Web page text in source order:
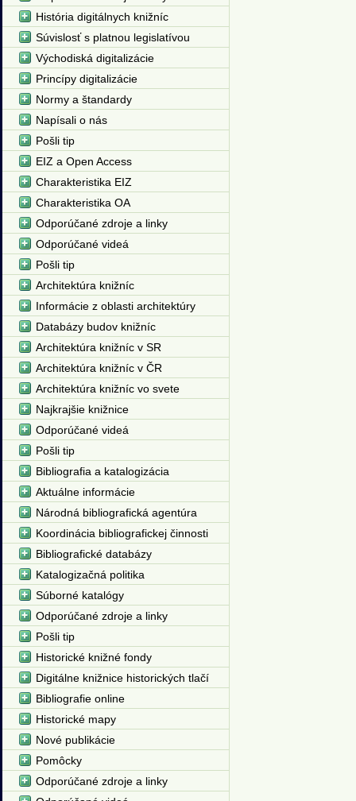
História digitálnych knižníc
Súvislosť s platnou legislatívou
Východiská digitalizácie
Princípy digitalizácie
Normy a štandardy
Napísali o nás
Pošli tip
EIZ a Open Access
Charakteristika EIZ
Charakteristika OA
Odporúčané zdroje a linky
Odporúčané videá
Pošli tip
Architektúra knižníc
Informácie z oblasti architektúry
Databázy budov knižníc
Architektúra knižníc v SR
Architektúra knižníc v ČR
Architektúra knižníc vo svete
Najkrajšie knižnice
Odporúčané videá
Pošli tip
Bibliografia a katalogizácia
Aktuálne informácie
Národná bibliografická agentúra
Koordinácia bibliografickej činnosti
Bibliografické databázy
Katalogizačná politika
Súborné katalógy
Odporúčané zdroje a linky
Pošli tip
Historické knižné fondy
Digitálne knižnice historických tlačí
Bibliografie online
Historické mapy
Nové publikácie
Pomôcky
Odporúčané zdroje a linky